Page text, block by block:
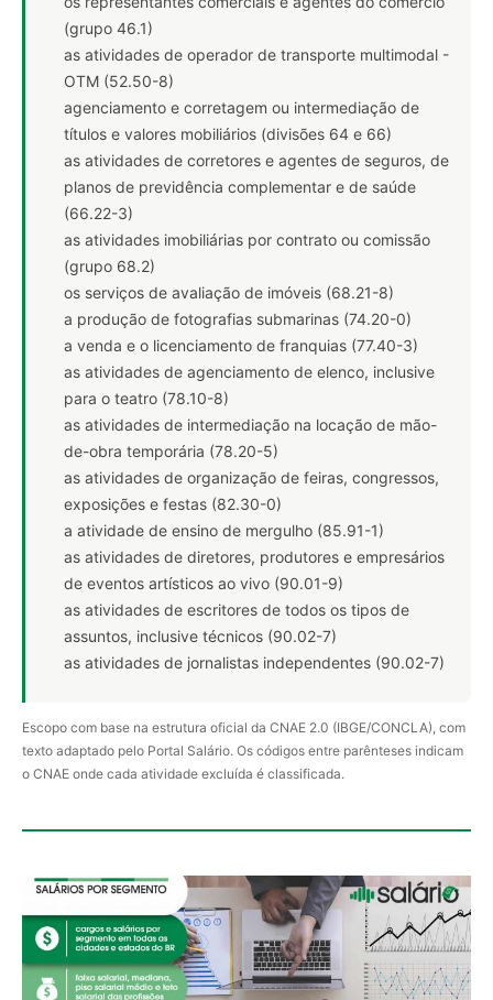
(grupo 46.1)
as atividades de operador de transporte multimodal -
OTM (52.50-8)
agenciamento e corretagem ou intermediação de
títulos e valores mobiliários (divisões 64 e 66)
as atividades de corretores e agentes de seguros, de
planos de previdência complementar e de saúde
(66.22-3)
as atividades imobiliárias por contrato ou comissão
(grupo 68.2)
os serviços de avaliação de imóveis (68.21-8)
a produção de fotografias submarinas (74.20-0)
a venda e o licenciamento de franquias (77.40-3)
as atividades de agenciamento de elenco, inclusive
para o teatro (78.10-8)
as atividades de intermediação na locação de mão-
de-obra temporária (78.20-5)
as atividades de organização de feiras, congressos,
exposições e festas (82.30-0)
a atividade de ensino de mergulho (85.91-1)
as atividades de diretores, produtores e empresários
de eventos artísticos ao vivo (90.01-9)
as atividades de escritores de todos os tipos de
assuntos, inclusive técnicos (90.02-7)
as atividades de jornalistas independentes (90.02-7)
Escopo com base na estrutura oficial da CNAE 2.0 (IBGE/CONCLA), com
texto adaptado pelo Portal Salário. Os códigos entre parênteses indicam
o CNAE onde cada atividade excluída é classificada.